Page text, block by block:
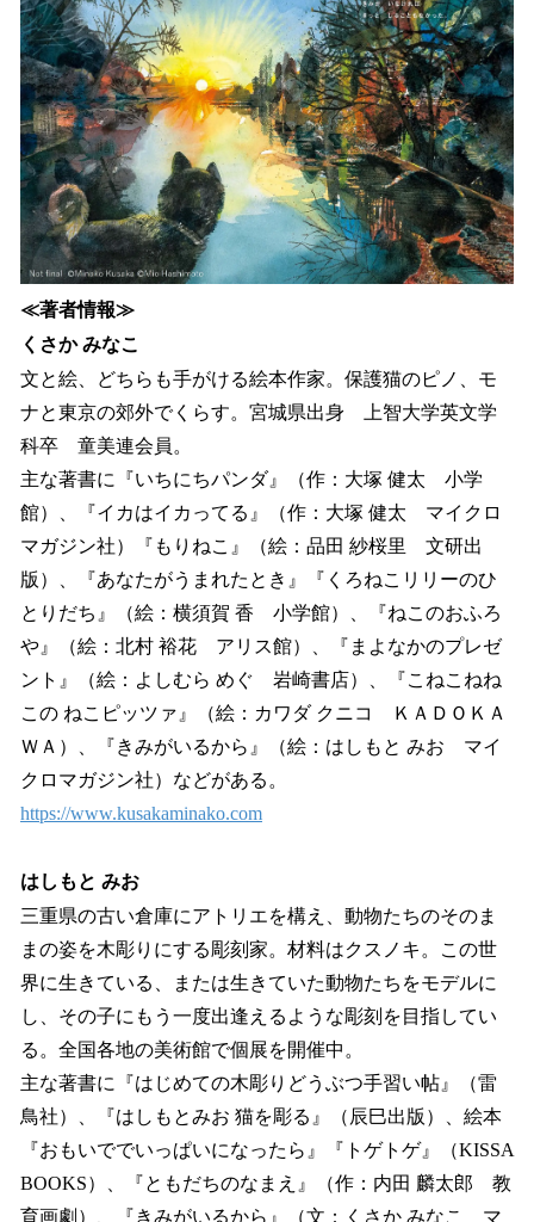
≪著者情報≫
くさか みなこ
文と絵、どちらも手がける絵本作家。保護猫のピノ、モ
ナと東京の郊外でくらす。宮城県出身 上智大学英文学
科卒 童美連会員。
主な著書に『いちにちパンダ』（作：大塚 健太 小学
館）、『イカはイカってる』（作：大塚 健太 マイクロ
マガジン社）『もりねこ』（絵：品田 紗桜里 文研出
版）、『あなたがうまれたとき』『くろねこリリーのひ
とりだち』（絵：横須賀 香 小学館）、『ねこのおふろ
や』（絵：北村 裕花 アリス館）、『まよなかのプレゼ
ント』（絵：よしむら めぐ 岩崎書店）、『こねこねね
この ねこピッツァ』（絵：カワダ クニコ ＫＡＤＯＫＡ
ＷＡ）、『きみがいるから』（絵：はしもと みお マイ
クロマガジン社）などがある。
https://www.kusakaminako.com
はしもと みお
三重県の古い倉庫にアトリエを構え、動物たちのそのま
まの姿を木彫りにする彫刻家。材料はクスノキ。この世
界に生きている、または生きていた動物たちをモデルに
し、その子にもう一度出逢えるような彫刻を目指してい
る。全国各地の美術館で個展を開催中。
主な著書に『はじめての木彫りどうぶつ手習い帖』（雷
鳥社）、『はしもとみお 猫を彫る』（辰巳出版）、絵本
『おもいででいっぱいになったら』『トゲトゲ』（KISSA
BOOKS）、『ともだちのなまえ』（作：内田 麟太郎 教
育画劇）、『きみがいるから』（文：くさか みなこ マ